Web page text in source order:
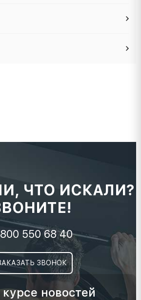
ЧТО ИСКАЛИ?
550 68 40
ЗВОНОК
новостей